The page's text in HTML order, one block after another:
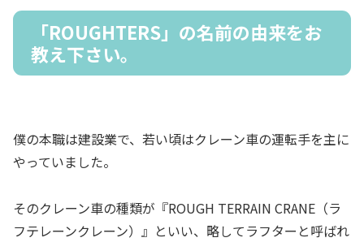
「ROUGHTERS」の名前の由来をお
教え下さい。
僕の本職は建設業で、若い頃はクレーン車の運転手を主に
やっていました。
そのクレーン車の種類が『ROUGH TERRAIN CRANE（ラ
フテレーンクレーン）』といい、略してラフターと呼ばれ